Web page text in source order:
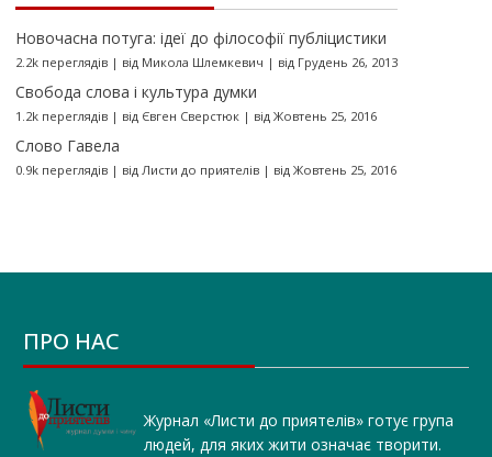
Новочасна потуга: ідеї до філософії публіцистики
2.2k переглядів| від Микола Шлемкевич | від Грудень 26, 2013
Свобода слова і культура думки
1.2k переглядів| від Євген Сверстюк| від Жовтень 25, 2016
Слово Гавела
0.9k переглядів| від Листи до приятелів| від Жовтень 25, 2016
ПРО НАС
Журнал «Листи до приятелів» готує група
людей, для яких жити означає творити.